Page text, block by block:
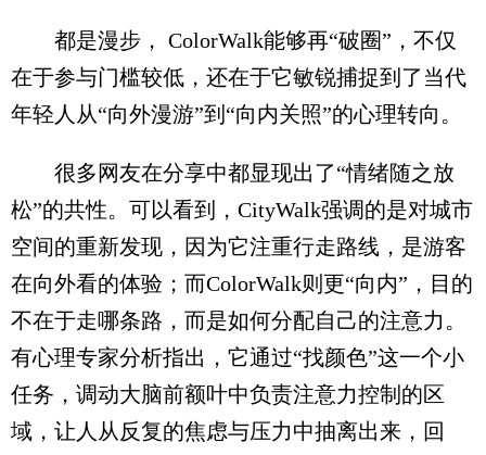
都是漫步， ColorWalk能够再“破圈”，不仅
在于参与门槛较低，还在于它敏锐捕捉到了当代
年轻人从“向外漫游”到“向内关照”的心理转向。
很多网友在分享中都显现出了“情绪随之放
松”的共性。可以看到，CityWalk强调的是对城市
空间的重新发现，因为它注重行走路线，是游客
在向外看的体验；而ColorWalk则更“向内”，目的
不在于走哪条路，而是如何分配自己的注意力。
有心理专家分析指出，它通过“找颜色”这一个小
任务，调动大脑前额叶中负责注意力控制的区
域，让人从反复的焦虑与压力中抽离出来，回